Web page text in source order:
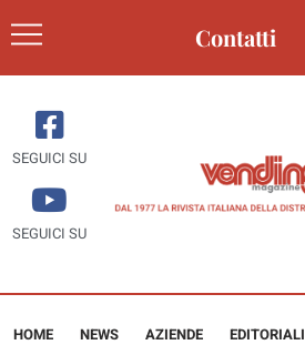
Contatti
SEGUICI SU
SEGUICI SU
HOME NEWS AZIENDE EDITORIALI